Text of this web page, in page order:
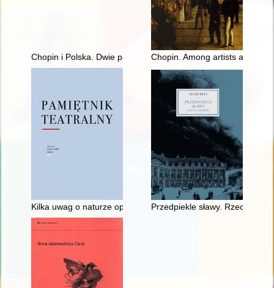
Chopin i Polska. Dwie pasje życia Gastona Belotti [1920-1985]
Chopin. Among artists and
Kilka uwag o naturze opery, czyli dlaczego Fryderyk Chopin
Przedpiekle sławy. Rzecz o